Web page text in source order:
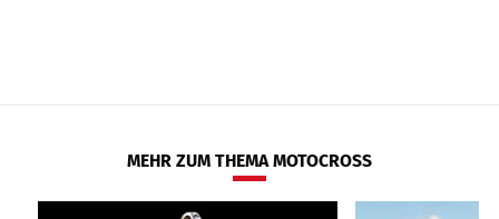
MEHR ZUM THEMA MOTOCROSS